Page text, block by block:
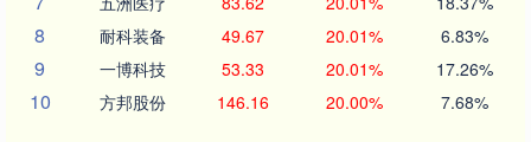
8 耐科装备 49.67 20.01% 6.83%
9 一博科技 53.33 20.01% 17.26%
10 方邦股份 146.16 20.00% 7.68%